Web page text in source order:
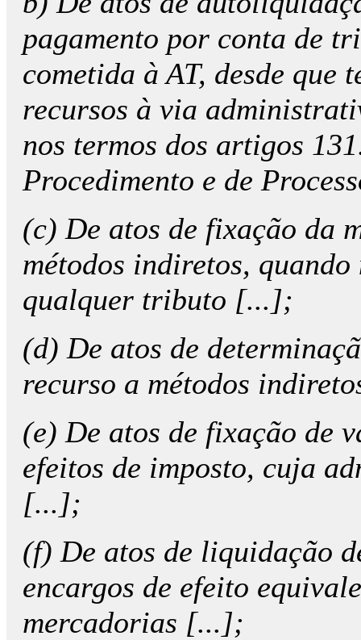
pagamento por conta de
cometida à AT, desde que
recursos à via
nos termos dos artigos
Procedimento e de
(c) De atos de fixação da
métodos indiretos,
qualquer tributo [...];
(d) De atos de
recurso a métodos
(e) De atos de fixação de
efeitos de imposto, cuja
[...];
(f) De atos de liquidação
encargos de efeito
mercadorias [...];